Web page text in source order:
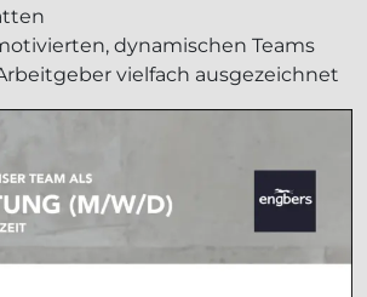
dynamischen Teams
vielfach ausgezeichnet